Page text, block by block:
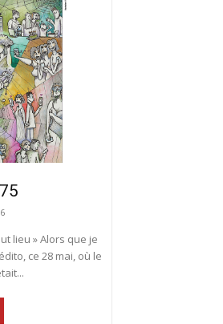
lieu » Alors que je
ce 28 mai, où le